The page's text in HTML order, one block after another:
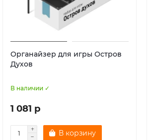
Органайзер для игры Остров
Духов
В наличии ✓
1 081 р
В корзину